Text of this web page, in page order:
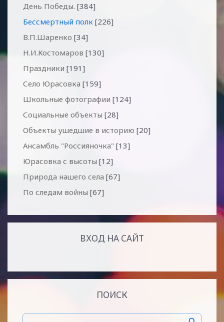
День Победы. [384]
Бессмертный полк [226]
В.П.Шаренко [34]
Н.И.Костомаров [130]
Праздники [191]
Село Юрасовка [159]
Школьные фотографии [124]
Социальные объекты [28]
Объекты ушедшие в историю [20]
Ансамбль "Россияночка" [13]
Юрасовка с высоты [12]
Природа нашего села [67]
По следам войны [67]
ВХОД НА САЙТ
ПОИСК